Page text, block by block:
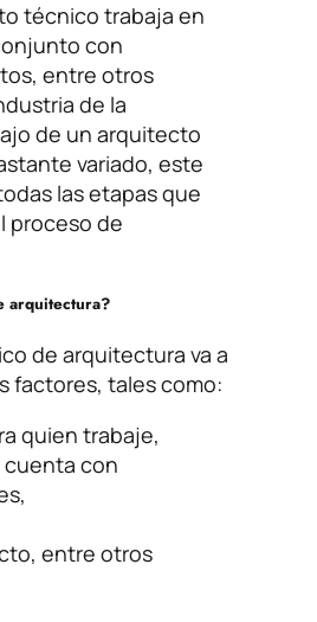
técnico trabaja en
con
entre otros
de la
de un arquitecto
variado, este
las etapas que
proceso de
arquitectura?
de arquitectura va a
factores, tales como:
quien trabaje,
cuenta con
entre otros